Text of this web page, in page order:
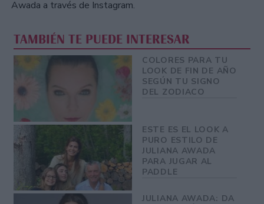
Awada a través de Instagram.
TAMBIÉN TE PUEDE INTERESAR
COLORES PARA TU
LOOK DE FIN DE AÑO
SEGÚN TU SIGNO
DEL ZODIACO
ESTE ES EL LOOK A
PURO ESTILO DE
JULIANA AWADA
PARA JUGAR AL
PADDLE
JULIANA AWADA: DA